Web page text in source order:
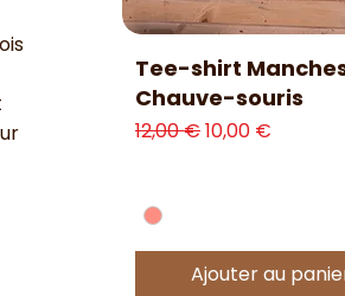
Aperçu rapide
Tee-shirt
Chauve-souris
Prix original
12,00 €Prix
10,00 €
Ajouter au